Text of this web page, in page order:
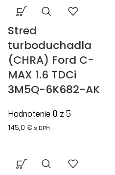
Stred
turboduchadla
(CHRA) Ford C-
MAX 1.6 TDCi
3M5Q-6K682-AK
Hodnotenie 0 z 5
145,0 € s DPH